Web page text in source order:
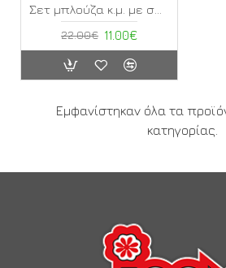
11.00€
22.00€
Εμφανίστηκαν όλα τα
κατηγορίας.